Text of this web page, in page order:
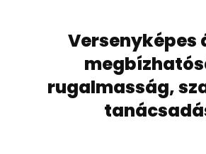
Versenyképes
rugalmasság,